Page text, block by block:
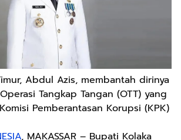
Abdul Azis, membantah dirinya
Tangkap Tangan (OTT) yang
Pemberantasan Korupsi (KPK)
, MAKASSAR – Bupati Kolaka